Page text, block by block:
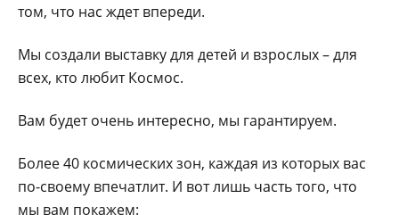
том, что нас ждет впереди.
Мы создали выставку для детей и взрослых – для
всех, кто любит Космос.
Вам будет очень интересно, мы гарантируем.
Более 40 космических зон, каждая из которых вас
по-своему впечатлит. И вот лишь часть того, что
мы вам покажем: